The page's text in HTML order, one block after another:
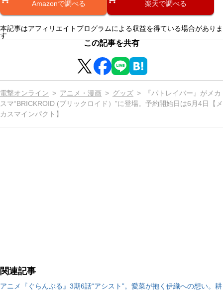
Amazonで調べる 楽天で調べる
本記事はアフィリエイトプログラムによる収益を得ている場合がありま
す
この記事を共有
電撃オンライン アニメ・漫画 グッズ
『パトレイバー』がメカ
スマ“BRICKROID (ブリックロイド）”に登場。予約開始日は6月4日【メ
カスマインパクト】
関連記事
アニメ『ぐらんぶる』3期6話“アシスト”。愛菜が抱く伊織への想い。耕